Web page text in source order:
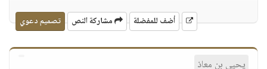
أضف للمفضلة مشاركة النص تصميم دعوي
يحيى بن معاذ